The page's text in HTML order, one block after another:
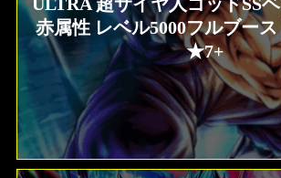
赤属性 レベル5000フルブー
★7+